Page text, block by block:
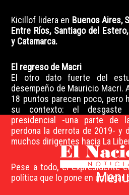
Kicillof lidera en Buenos Aires,
Entre Ríos, Santiago del
y Catamarca.
El regreso de Macri
El otro dato fuerte del
desempeño de Mauricio Macri.
18 puntos parecen poco, pero
su contexto: el
presidencial -una parte de
perdona la derrota de 2019- y
muchos dirigentes hacia La
Pese a todo, el expresidente
política que lo pone en un lugar
Menu